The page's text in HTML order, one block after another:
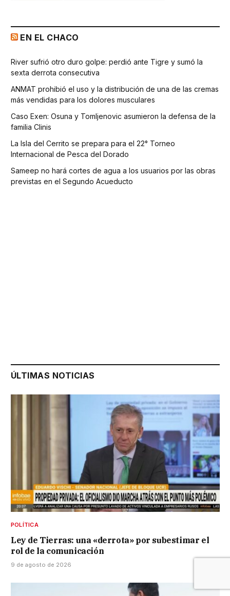
EN EL CHACO
River sufrió otro duro golpe: perdió ante Tigre y sumó la
sexta derrota consecutiva
ANMAT prohibió el uso y la distribución de una de las cremas
más vendidas para los dolores musculares
Caso Exen: Osuna y Tomljenovic asumieron la defensa de la
familia Clinis
La Isla del Cerrito se prepara para el 22° Torneo
Internacional de Pesca del Dorado
Sameep no hará cortes de agua a los usuarios por las obras
previstas en el Segundo Acueducto
ÚLTIMAS NOTICIAS
POLÍTICA
Ley de Tierras: una «derrota» por subestimar el
rol de la comunicación
9 de agosto de 2026